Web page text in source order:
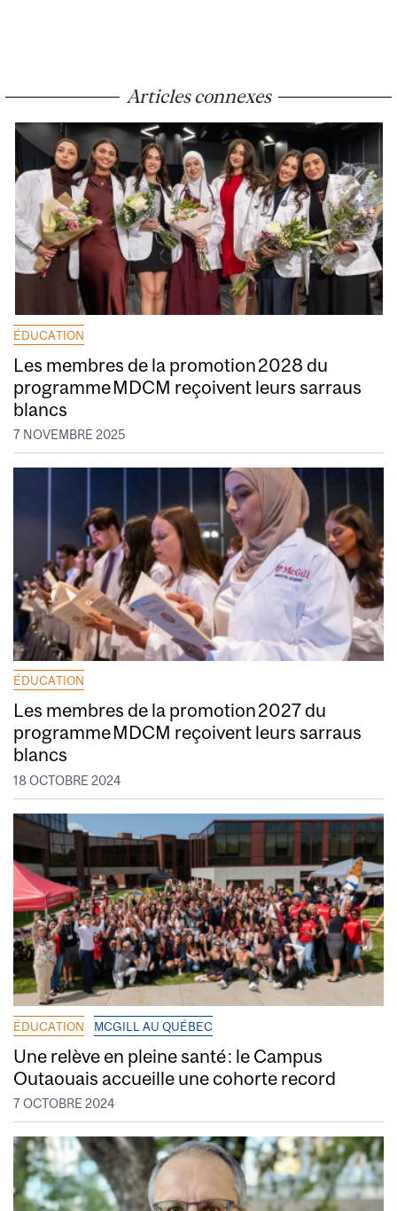
Articles connexes
ÉDUCATION
Les membres de la promotion 2028 du
programme MDCM reçoivent leurs sarraus
blancs
7 NOVEMBRE 2025
ÉDUCATION
Les membres de la promotion 2027 du
programme MDCM reçoivent leurs sarraus
blancs
18 OCTOBRE 2024
ÉDUCATION MCGILL AU QUÉBEC
Une relève en pleine santé : le Campus
Outaouais accueille une cohorte record
7 OCTOBRE 2024